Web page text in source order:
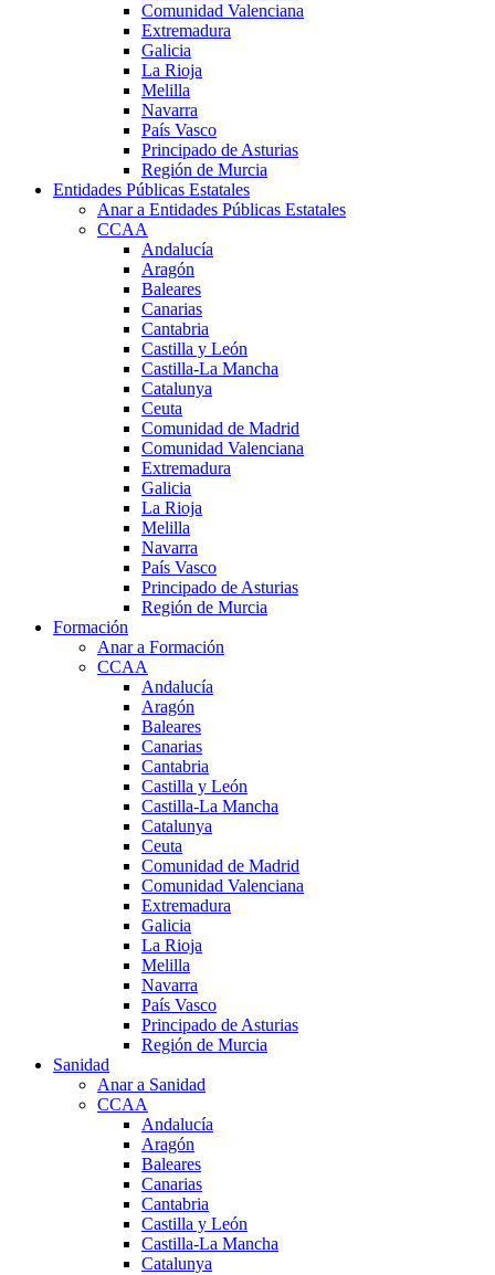
Comunidad Valenciana
Extremadura
Galicia
La Rioja
Melilla
Navarra
País Vasco
Principado de Asturias
Región de Murcia
Entidades Públicas Estatales
Anar a Entidades Públicas Estatales
CCAA
Andalucía
Aragón
Baleares
Canarias
Cantabria
Castilla y León
Castilla-La Mancha
Catalunya
Ceuta
Comunidad de Madrid
Comunidad Valenciana
Extremadura
Galicia
La Rioja
Melilla
Navarra
País Vasco
Principado de Asturias
Región de Murcia
Formación
Anar a Formación
CCAA
Andalucía
Aragón
Baleares
Canarias
Cantabria
Castilla y León
Castilla-La Mancha
Catalunya
Ceuta
Comunidad de Madrid
Comunidad Valenciana
Extremadura
Galicia
La Rioja
Melilla
Navarra
País Vasco
Principado de Asturias
Región de Murcia
Sanidad
Anar a Sanidad
CCAA
Andalucía
Aragón
Baleares
Canarias
Cantabria
Castilla y León
Castilla-La Mancha
Catalunya